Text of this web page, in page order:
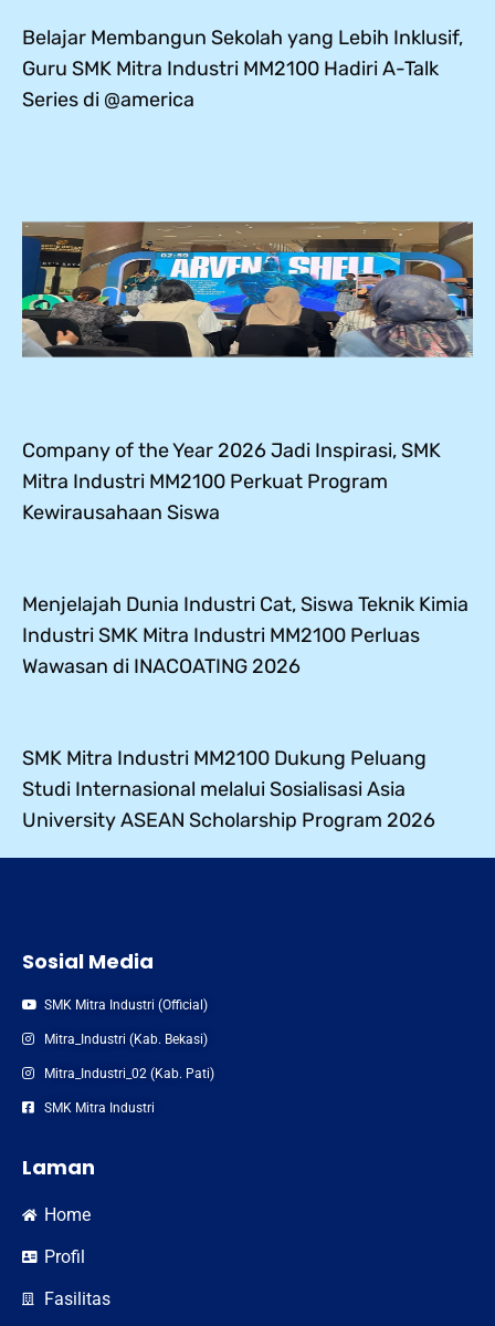
Belajar Membangun Sekolah yang Lebih Inklusif,
Guru SMK Mitra Industri MM2100 Hadiri A-Talk
Series di @america
Company of the Year 2026 Jadi Inspirasi, SMK
Mitra Industri MM2100 Perkuat Program
Kewirausahaan Siswa
Menjelajah Dunia Industri Cat, Siswa Teknik Kimia
Industri SMK Mitra Industri MM2100 Perluas
Wawasan di INACOATING 2026
SMK Mitra Industri MM2100 Dukung Peluang
Studi Internasional melalui Sosialisasi Asia
University ASEAN Scholarship Program 2026
Sosial Media
SMK Mitra Industri (Official)
Mitra_Industri (Kab. Bekasi)
Mitra_Industri_02 (Kab. Pati)
SMK Mitra Industri
Laman
Home
Profil
Fasilitas